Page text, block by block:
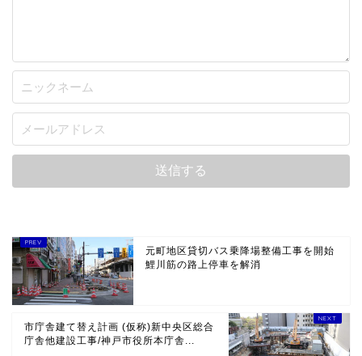
元町地区貸切バス乗降場整備工事を開始
鯉川筋の路上停車を解消
市庁舎建て替え計画 (仮称)新中央区総合
庁舎他建設工事/神戸市役所本庁舎...